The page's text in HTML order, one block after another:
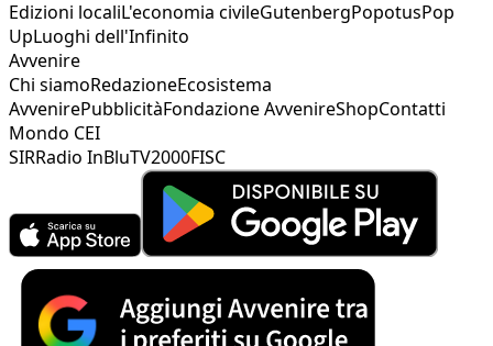
Edizioni localiL'economia civileGutenbergPopotusPop
UpLuoghi dell'Infinito
Avvenire
Chi siamoRedazioneEcosistema
AvvenirePubblicitàFondazione AvvenireShopContatti
Mondo CEI
SIRRadio InBluTV2000FISC